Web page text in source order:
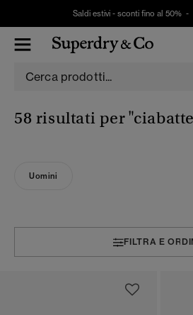
Saldi estivi - sconti fino al 50% -
58 risultati per
Uomini
FILTRA E